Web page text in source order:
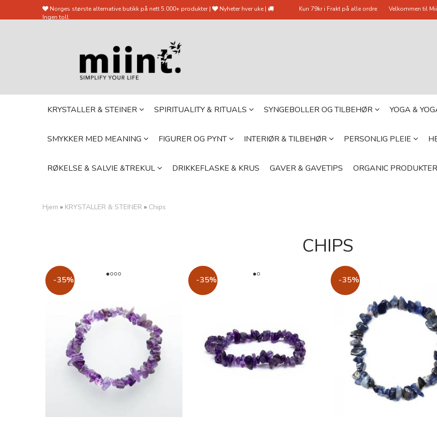
Norges største alternative butikk på nett 5.000+ produkter |
Nyheter hver uke |
Ingen toll
Kun 79kr i Frakt på alle ordre Velkommen til
KRYSTALLER & STEINER SPIRITUALITY & RITUALS SYNGEBOLLER OG TILBEHØR YOGA &
SMYKKER MED MEANING FIGURER OG PYNT INTERIØR & TILBEHØR PERSONLIG PLEIE
RØKELSE & SALVIE &TREKUL DRIKKEFLASKE & KRUS GAVER & GAVETIPS ORGANIC PRODUKTER
Hjem » KRYSTALLER & STEINER » Chips
CHIPS
-35% -35% -35%